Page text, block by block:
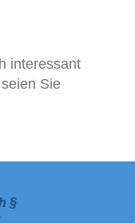
interessant
Sie
§